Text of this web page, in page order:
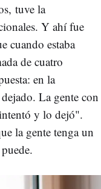
tuve la
Y ahí fue
cuando estaba
de cuatro
en la
La gente con
y lo dejó".
la gente tenga un